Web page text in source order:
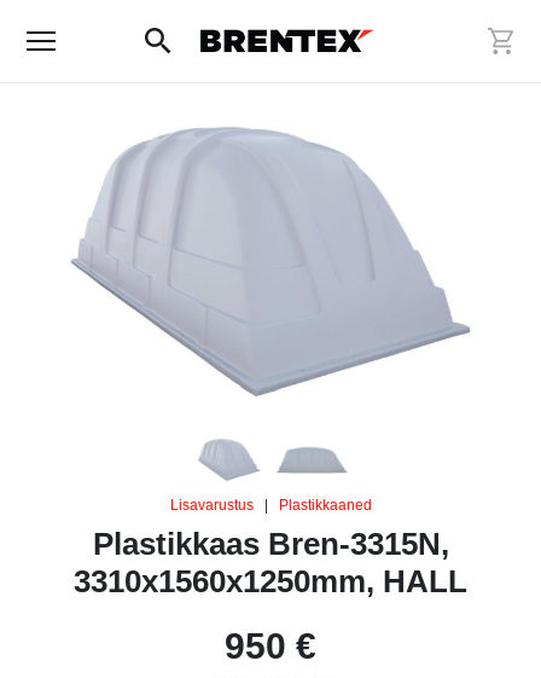
Lisavarustus| Plastikkaaned
Plastikkaas Bren-3315N,
3310x1560x1250mm, HALL
950 €